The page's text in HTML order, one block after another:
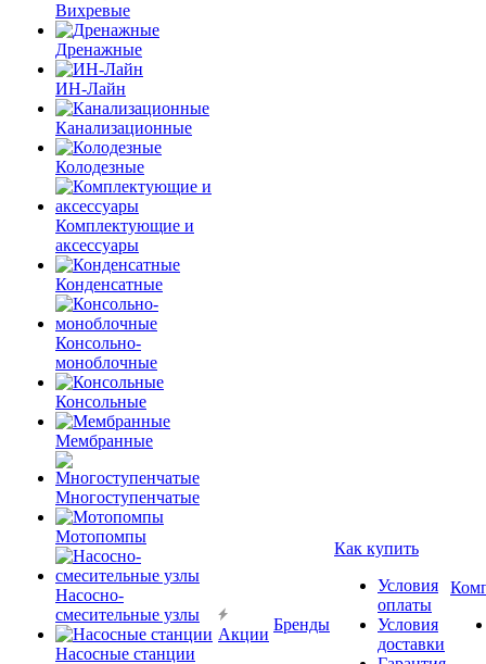
Вихревые
Дренажные
ИН-Лайн
Канализационные
Колодезные
Комплектующие и
аксессуары
Конденсатные
Консольно-
моноблочные
Консольные
Мембранные
Многоступенчатые
Мотопомпы
Насосно-
смесительные узлы
Насосные станции
Акции
Бренды
Как купить
Условия
оплаты
Условия
доставки